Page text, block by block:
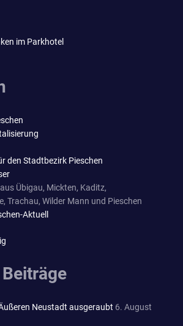
den Stadtbezirk Pieschen
Übigau, Mickten, Kaditz,
Trachau, Wilder Mann und Pieschen
Aktuell
Neustadt ausgeraubt 6. August